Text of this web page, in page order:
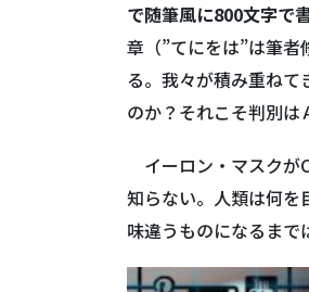
で随筆風に800文字で
章（”てにをは”は筆
る。我々が積み重ね
のか？それこそ判別は
イーロン・マスクが
知らない。人類は何を
味違うものになるまで